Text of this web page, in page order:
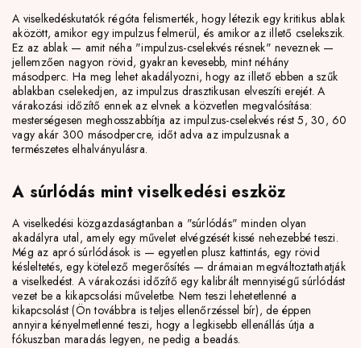
A viselkedéskutatók régóta felismerték, hogy létezik egy kritikus ablak
aközött, amikor egy impulzus felmerül, és amikor az illető cselekszik.
Ez az ablak — amit néha "impulzus-cselekvés résnek" neveznek —
jellemzően nagyon rövid, gyakran kevesebb, mint néhány
másodperc. Ha meg lehet akadályozni, hogy az illető ebben a szűk
ablakban cselekedjen, az impulzus drasztikusan elveszíti erejét. A
várakozási időzítő ennek az elvnek a közvetlen megvalósítása:
mesterségesen meghosszabbítja az impulzus-cselekvés rést 5, 30, 60
vagy akár 300 másodpercre, időt adva az impulzusnak a
természetes elhalványulásra.
A súrlódás mint viselkedési eszköz
A viselkedési közgazdaságtanban a "súrlódás" minden olyan
akadályra utal, amely egy művelet elvégzését kissé nehezebbé teszi.
Még az apró súrlódások is — egyetlen plusz kattintás, egy rövid
késleltetés, egy kötelező megerősítés — drámaian megváltoztathatják
a viselkedést. A várakozási időzítő egy kalibrált mennyiségű súrlódást
vezet be a kikapcsolási műveletbe. Nem teszi lehetetlenné a
kikapcsolást (Ön továbbra is teljes ellenőrzéssel bír), de éppen
annyira kényelmetlenné teszi, hogy a legkisebb ellenállás útja a
fókuszban maradás legyen, ne pedig a beadás.